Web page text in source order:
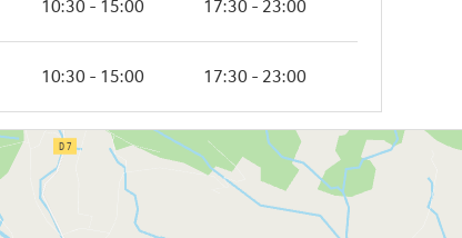
10:30 - 15:00 17:30 - 23:00
10:30 - 15:00 17:30 - 23:00